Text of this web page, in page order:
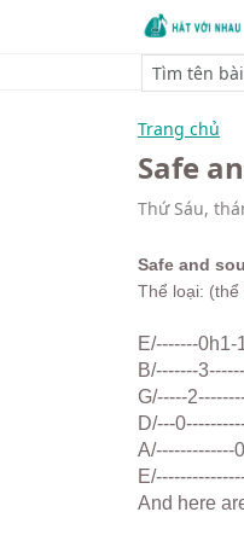
Trang chủ
Safe
Thứ Sáu,
Safe and
Thể loại:
E/-------0h1-
B/-------
G/-----
D/---
A/-------------
And here